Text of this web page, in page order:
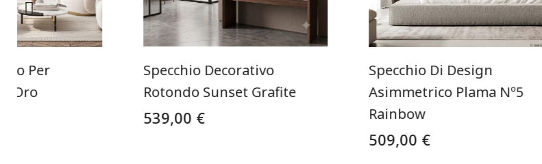
Per
Oro
Specchio Decorativo
Rotondo Sunset Grafite
539,00 €
Specchio Di Design
Asimmetrico Plama Nº5
Rainbow
509,00 €